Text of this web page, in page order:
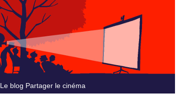
Le blog Partager le cinéma